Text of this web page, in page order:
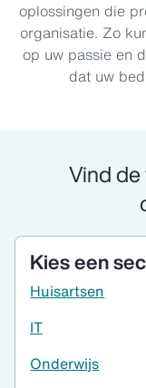
oplossingen die
organisatie. Zo
op uw passie en
dat uw
Vind
Kies een
Huisartsen
IT
Onderwijs